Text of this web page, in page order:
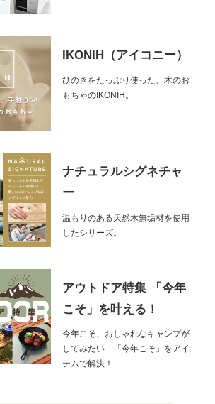
IKONIH（アイコニー）
ひのきをたっぷり使った、木のお
もちゃのIKONIH。
ナチュラルシグネチャ
ー
温もりのある天然木無垢材を使用
したシリーズ。
アウトドア特集 「今年
こそ」を叶える！
今年こそ、おしゃれなキャンプが
してみたい…「今年こそ」をアイ
テムで解決！